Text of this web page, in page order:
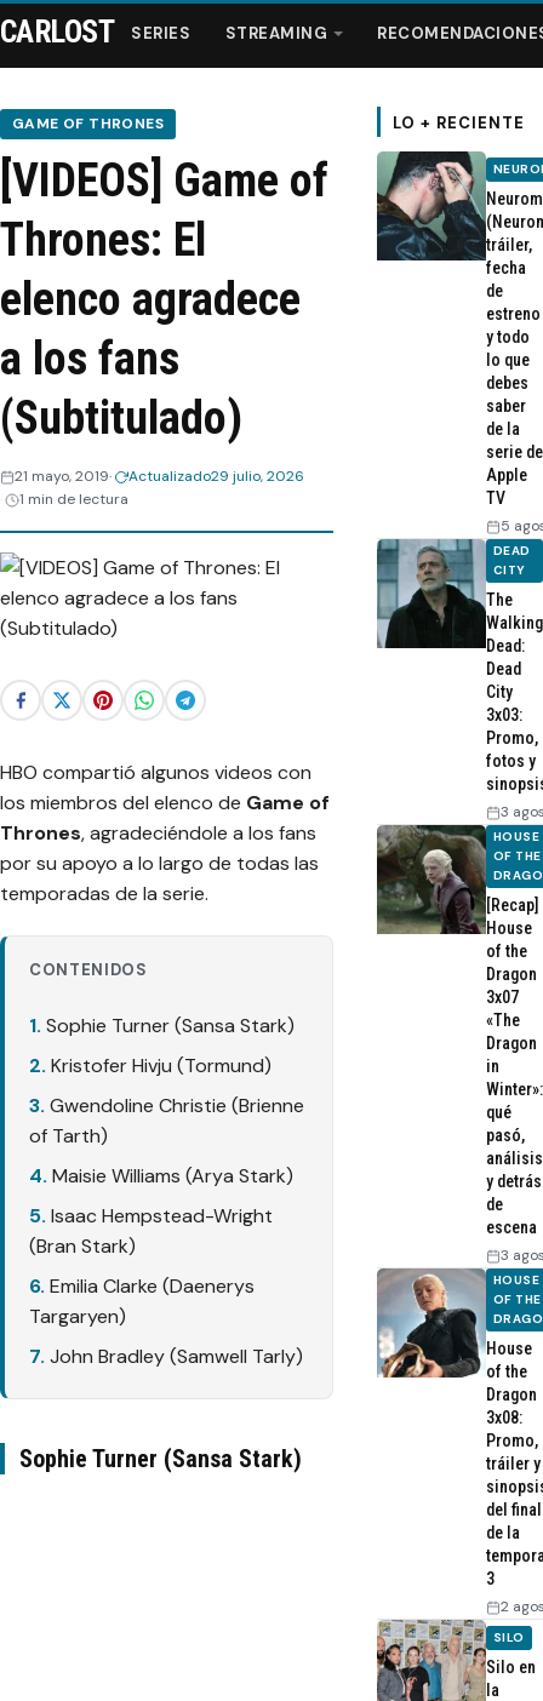
Series
Streaming
Recomendaciones
CARLOST SERIES STREAMING
GAME OF THRONES
[VIDEOS] Game of
Thrones: El
elenco agradece
a los fans
(Subtitulado)
21 mayo, 2019 Actualizado29 julio, 2026
1 min de lectura
HBO compartió algunos videos con
los miembros del elenco de Game of
Thrones, agradeciéndole a los fans
por su apoyo a lo largo de todas las
temporadas de la serie.
CONTENIDOS
Sophie Turner (Sansa Stark)
Kristofer Hivju (Tormund)
Gwendoline Christie (Brienne
of Tarth)
Maisie Williams (Arya Stark)
Isaac Hempstead-Wright
(Bran Stark)
Emilia Clarke (Daenerys
Targaryen)
John Bradley (Samwell Tarly)
Sophie Turner (Sansa Stark)
LO + RECIENTE
tráiler,
fecha
de
estreno
y todo
lo que
debes
saber
de la
serie de
Apple
TV
5
DEAD
CITY
The
Walking
Dead:
Dead
City
3x03:
Promo,
fotos y
3
HOUSE
OF THE
[Recap]
House
of the
Dragon
3x07
«The
Dragon
in
Winter»:
qué
pasó,
análisis
y detrás
de
escena
3
HOUSE
OF THE
House
of the
Dragon
3x08:
Promo,
tráiler y
del final
de la
3
2
SILO
Silo en
la